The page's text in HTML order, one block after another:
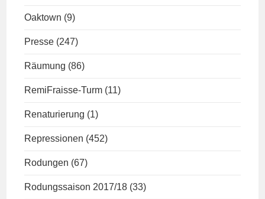
Oaktown (9)
Presse (247)
Räumung (86)
RemiFraisse-Turm (11)
Renaturierung (1)
Repressionen (452)
Rodungen (67)
Rodungssaison 2017/18 (33)